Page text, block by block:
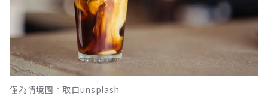
僅為情境圖。取自unsplash